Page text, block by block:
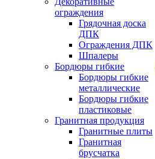
ограждения
Грядочная доска
ДПК
Ограждения ДПК
Шпалеры
Бордюры гибкие
Бордюры гибкие
металлические
Бордюры гибкие
пластиковые
Гранитная продукция
Гранитные плиты
Гранитная
брусчатка